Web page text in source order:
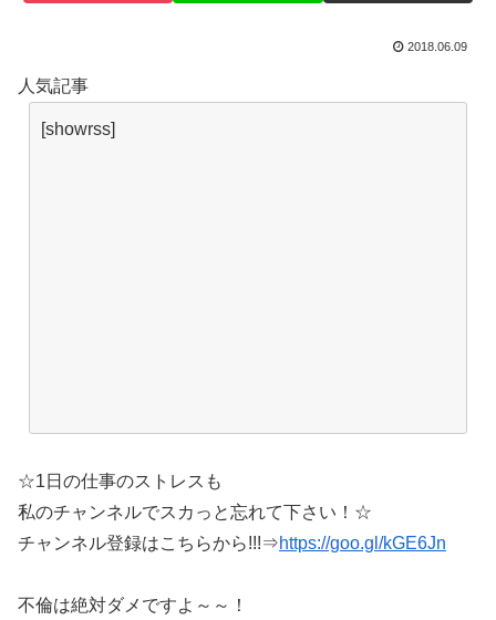
2018.06.09
人気記事
[showrss]
☆1日の仕事のストレスも
私のチャンネルでスカっと忘れて下さい！☆
チャンネル登録はこちらから!!!⇒https://goo.gl/kGE6Jn
不倫は絶対ダメですよ～～！